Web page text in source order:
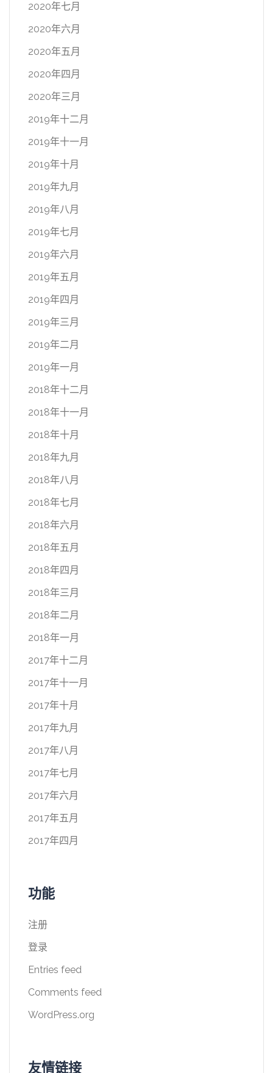
2020年七月
2020年六月
2020年五月
2020年四月
2020年三月
2019年十二月
2019年十一月
2019年十月
2019年九月
2019年八月
2019年七月
2019年六月
2019年五月
2019年四月
2019年三月
2019年二月
2019年一月
2018年十二月
2018年十一月
2018年十月
2018年九月
2018年八月
2018年七月
2018年六月
2018年五月
2018年四月
2018年三月
2018年二月
2018年一月
2017年十二月
2017年十一月
2017年十月
2017年九月
2017年八月
2017年七月
2017年六月
2017年五月
2017年四月
功能
注册
登录
Entries feed
Comments feed
WordPress.org
友情链接